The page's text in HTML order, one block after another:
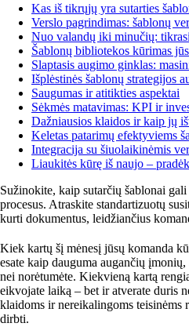
Kas iš tikrųjų yra sutarties
Verslo pagrindimas: šablonų
Nuo valandų iki minučių:
Šablonų bibliotekos kūrimas
Slaptasis augimo ginklas:
Išplėstinės šablonų strategijos
Saugumas ir atitikties aspektai
Sėkmės matavimas: KPI ir
Dažniausios klaidos ir kaip jų
Keletas patarimų efektyviems
Integracija su šiuolaikinėmis
Liaukitės kūrę iš naujo –
Sužinokite, kaip sutarčių šablonai
procesus. Atraskite standartizuotų
kurti dokumentus, leidžiančius
Kiek kartų šį mėnesį jūsų komanda
esate kaip dauguma augančių
nei norėtumėte. Kiekvieną kartą
eikvojate laiką – bet ir atverate duris
klaidoms ir nereikalingoms teisinėms
dirbti.